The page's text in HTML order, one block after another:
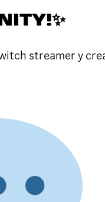
streamer y